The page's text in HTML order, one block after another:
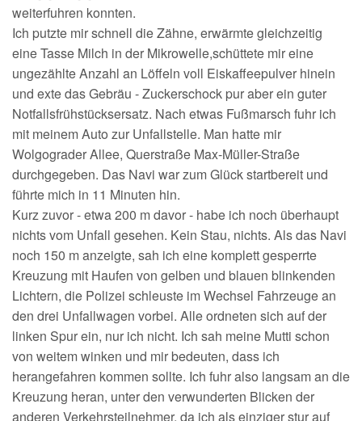
weiterfuhren konnten.
Ich putzte mir schnell die Zähne, erwärmte gleichzeitig
eine Tasse Milch in der Mikrowelle,schüttete mir eine
ungezählte Anzahl an Löffeln voll Eiskaffeepulver hinein
und exte das Gebräu - Zuckerschock pur aber ein guter
Notfallsfrühstücksersatz. Nach etwas Fußmarsch fuhr ich
mit meinem Auto zur Unfallstelle. Man hatte mir
Wolgograder Allee, Querstraße Max-Müller-Straße
durchgegeben. Das Navi war zum Glück startbereit und
führte mich in 11 Minuten hin.
Kurz zuvor - etwa 200 m davor - habe ich noch überhaupt
nichts vom Unfall gesehen. Kein Stau, nichts. Als das Navi
noch 150 m anzeigte, sah ich eine komplett gesperrte
Kreuzung mit Haufen von gelben und blauen blinkenden
Lichtern, die Polizei schleuste im Wechsel Fahrzeuge an
den drei Unfallwagen vorbei. Alle ordneten sich auf der
linken Spur ein, nur ich nicht. Ich sah meine Mutti schon
von weitem winken und mir bedeuten, dass ich
herangefahren kommen sollte. Ich fuhr also langsam an die
Kreuzung heran, unter den verwunderten Blicken der
anderen Verkehrsteilnehmer, da ich als einziger stur auf